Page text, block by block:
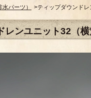
パーツ） >ティップダウンドレ
レンユニット32（